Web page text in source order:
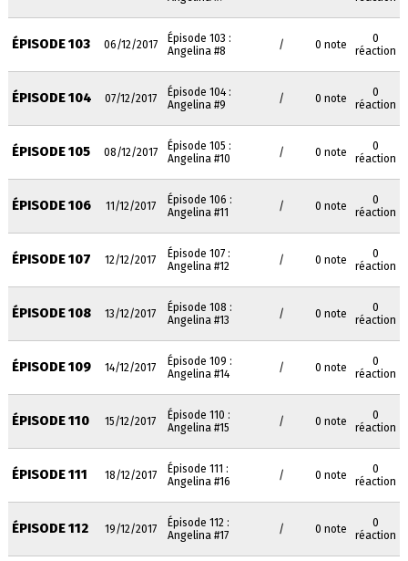
ÉPISODE 103 06/12/2017
Épisode 103 :
Angelina #8
/ 0 note
0
réaction
ÉPISODE 104 07/12/2017
Épisode 104 :
Angelina #9
/ 0 note
0
réaction
ÉPISODE 105 08/12/2017
Épisode 105 :
Angelina #10
/ 0 note
0
réaction
ÉPISODE 106 11/12/2017
Épisode 106 :
Angelina #11
/ 0 note
0
réaction
ÉPISODE 107 12/12/2017
Épisode 107 :
Angelina #12
/ 0 note
0
réaction
ÉPISODE 108 13/12/2017
Épisode 108 :
Angelina #13
/ 0 note
0
réaction
ÉPISODE 109 14/12/2017
Épisode 109 :
Angelina #14
/ 0 note
0
réaction
ÉPISODE 110 15/12/2017
Épisode 110 :
Angelina #15
/ 0 note
0
réaction
ÉPISODE 111 18/12/2017
Épisode 111 :
Angelina #16
/ 0 note
0
réaction
ÉPISODE 112 19/12/2017
Épisode 112 :
Angelina #17
/ 0 note
0
réaction